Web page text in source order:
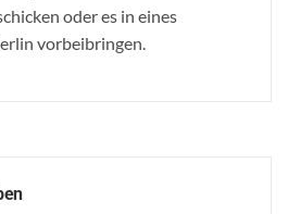
oder es in eines
vorbeibringen.